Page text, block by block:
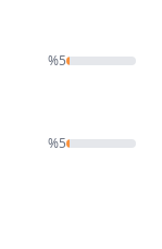
%5
%5